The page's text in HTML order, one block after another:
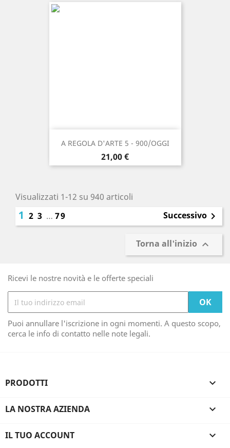
A REGOLA D'ARTE 5 - 900/OGGI
Prezzo
21,00 €
Visualizzati 1-12 su 940 articoli
1 2 3 … 79 Successivo 
Torna all'inizio 
Ricevi le nostre novità e le offerte speciali
Puoi annullare l'iscrizione in ogni momenti. A questo scopo,
cerca le info di contatto nelle note legali.
PRODOTTI 
LA NOSTRA AZIENDA 
IL TUO ACCOUNT 